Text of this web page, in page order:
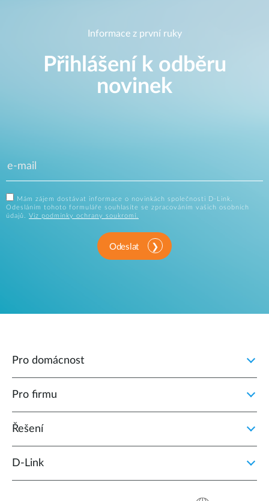
Informace z první ruky
Přihlášení k odběru
novinek
Mám zájem dostávat informace o novinkách společnosti D-Link.
Odesláním tohoto formuláře souhlasíte se zpracováním vašich osobních
údajů. Viz podmínky ochrany soukromí.
Odeslat
Pro domácnost
Pro firmu
Řešení
D‑Link